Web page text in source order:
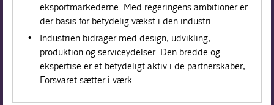
eksportmarkederne. Med regeringens ambitioner er
der basis for betydelig vækst i den industri.
Industrien bidrager med design, udvikling,
produktion og serviceydelser. Den bredde og
ekspertise er et betydeligt aktiv i de partnerskaber,
Forsvaret sætter i værk.